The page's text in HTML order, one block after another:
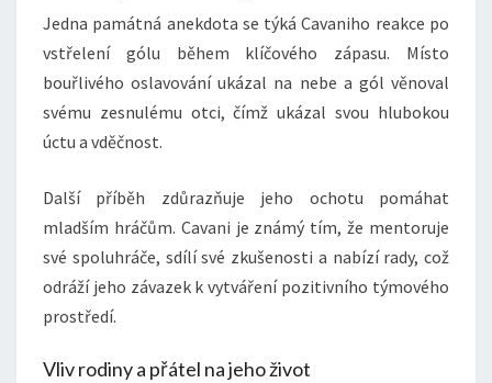
Jedna památná anekdota se týká Cavaniho reakce po
vstřelení gólu během klíčového zápasu. Místo
bouřlivého oslavování ukázal na nebe a gól věnoval
svému zesnulému otci, čímž ukázal svou hlubokou
úctu a vděčnost.
Další příběh zdůrazňuje jeho ochotu pomáhat
mladším hráčům. Cavani je známý tím, že mentoruje
své spoluhráče, sdílí své zkušenosti a nabízí rady, což
odráží jeho závazek k vytváření pozitivního týmového
prostředí.
Vliv rodiny a přátel na jeho život